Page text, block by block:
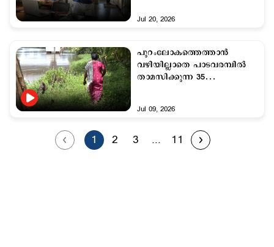
Jul 20, 2026
പുറംലോകത്തെത്താൻ
വഴിയില്ലാതെ പാടവരമ്പിൽ
താമസിക്കുന്ന 35
Jul 09, 2026
1 2 3 ... 11